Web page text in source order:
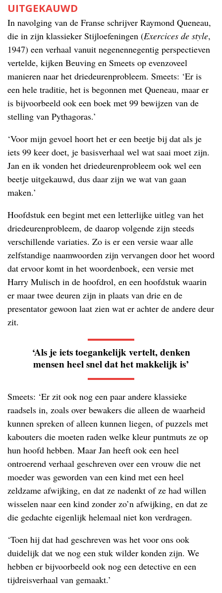
UITGEKAUWD
In navolging van de Franse schrijver Raymond Queneau,
die in zijn klassieker Stijloefeningen (Exercices de style,
1947) een verhaal vanuit negenennegentig perspectieven
vertelde, kijken Beuving en Smeets op evenzoveel
manieren naar het driedeurenprobleem. Smeets: ‘Er is
een hele traditie, het is begonnen met Queneau, maar er
is bijvoorbeeld ook een boek met 99 bewijzen van de
stelling van Pythagoras.’
‘Voor mijn gevoel hoort het er een beetje bij dat als je
iets 99 keer doet, je basisverhaal wel wat saai moet zijn.
Jan en ik vonden het driedeurenprobleem ook wel een
beetje uitgekauwd, dus daar zijn we wat van gaan
maken.’
Hoofdstuk een begint met een letterlijke uitleg van het
driedeurenprobleem, de daarop volgende zijn steeds
verschillende variaties. Zo is er een versie waar alle
zelfstandige naamwoorden zijn vervangen door het woord
dat ervoor komt in het woordenboek, een versie met
Harry Mulisch in de hoofdrol, en een hoofdstuk waarin
er maar twee deuren zijn in plaats van drie en de
presentator gewoon laat zien wat er achter de andere deur
zit.
‘Als je iets toegankelijk vertelt, denken
mensen heel snel dat het makkelijk is’
Smeets: ‘Er zit ook nog een paar andere klassieke
raadsels in, zoals over bewakers die alleen de waarheid
kunnen spreken of alleen kunnen liegen, of puzzels met
kabouters die moeten raden welke kleur puntmuts ze op
hun hoofd hebben. Maar Jan heeft ook een heel
ontroerend verhaal geschreven over een vrouw die net
moeder was geworden van een kind met een heel
zeldzame afwijking, en dat ze nadenkt of ze had willen
wisselen naar een kind zonder zo’n afwijking, en dat ze
die gedachte eigenlijk helemaal niet kon verdragen.
‘Toen hij dat had geschreven was het voor ons ook
duidelijk dat we nog een stuk wilder konden zijn. We
hebben er bijvoorbeeld ook nog een detective en een
tijdreisverhaal van gemaakt.’